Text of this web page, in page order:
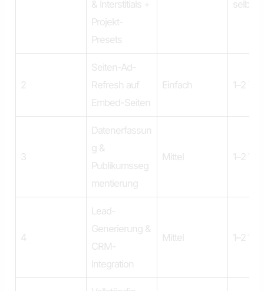
& Interstitials +
Projekt-
Presets
selben
2
Seiten-Ad-
Refresh auf
Embed-Seiten
Einfach 1–2
3
Datenerfassun
g &
Publikumsseg
mentierung
Mittel 1–2
4
Lead-
Generierung &
CRM-
Integration
Mittel 1–2